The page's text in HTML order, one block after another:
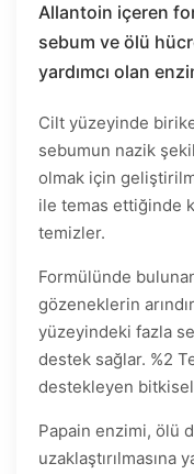
Allantoin içeren
sebum ve ölü
yardımcı olan
Cilt yüzeyinde
sebumun nazik
olmak için
ile temas ettiğinde
temizler.
Formülünde
gözeneklerin
yüzeyindeki fazla
destek sağlar. %2
destekleyen
Papain enzimi, ölü
uzaklaştırılmasına